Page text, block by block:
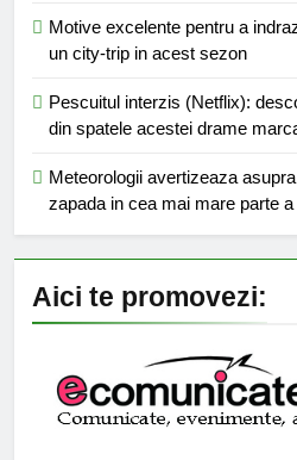
Motive excelente pentru a
un city-trip in acest sezon
Pescuitul interzis (Netflix):
din spatele acestei drame
Meteorologii avertizeaza
zapada in cea mai mare parte a
Aici te promovezi: